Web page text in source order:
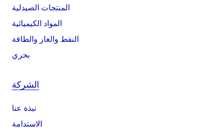
المنتجات الصيدلية
المواد الكيميائية
النفط والغاز والطاقة
بحري
الشركة
نبذة عنا
الاستدامة